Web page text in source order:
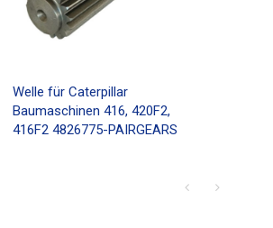
Welle für Caterpillar
Baumaschinen 416, 420F2,
416F2 4826775-PAIRGEARS